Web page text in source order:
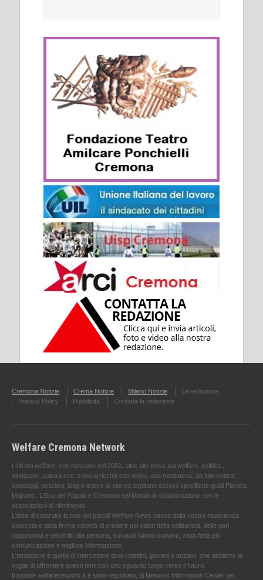
Cremona Notizie Crema Notizie Milano Notizie
La redazione
Privacy Policy
Pubblicità Contatta la redazione
Welfare Cremona Network
I siti del welfare, che nascono nel 2002, oltre alle news sul welfare, politica ,
sindacale ,cultura ecc. sono arricchiti con video, una mediateca, da foto notizie,
sondaggi, petizioni, blog e lettere al sito ed ospitano sezioni specifiche quali Pianeta
Migranti , L'Eco del Popolo e Cremona nel Mondo in collaborazione con le
associazioni di riferimento.
L'idea di costruire la rete dei portali Welfare News nasce dalla nostra esperienza
concreta e dalla ferma volontà di credere nei valori della solidarietà, delle pari
opportunità e dei diritti alla persona, sui quali siamo convinti, vada fatta più
comunicazione e migliore informazione.
L'ambizione è quella di intercettare quei cittadini, giovani o anziani, che abbiamo la
voglia di affrontare questi temi con uno sguardo lungo verso il futuro.
Il portale welfarenetwork.it è stato registrato, al Network Information Center per